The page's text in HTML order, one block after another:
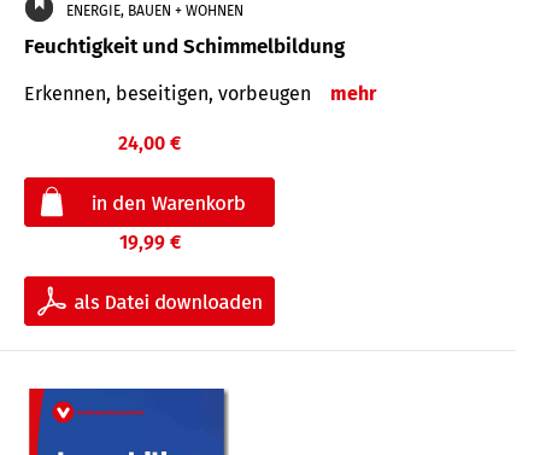
ENERGIE, BAUEN + WOHNEN
Feuchtigkeit und Schimmelbildung
Erkennen, beseitigen, vorbeugen mehr
24,00 €
19,99 €